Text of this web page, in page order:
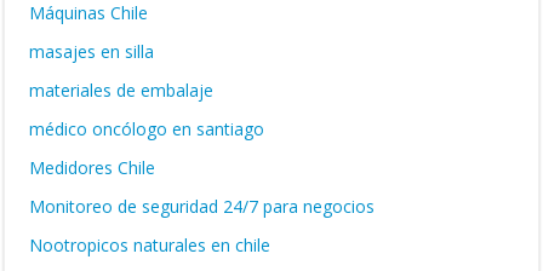
Máquinas Chile
masajes en silla
materiales de embalaje
médico oncólogo en santiago
Medidores Chile
Monitoreo de seguridad 24/7 para negocios
Nootropicos naturales en chile